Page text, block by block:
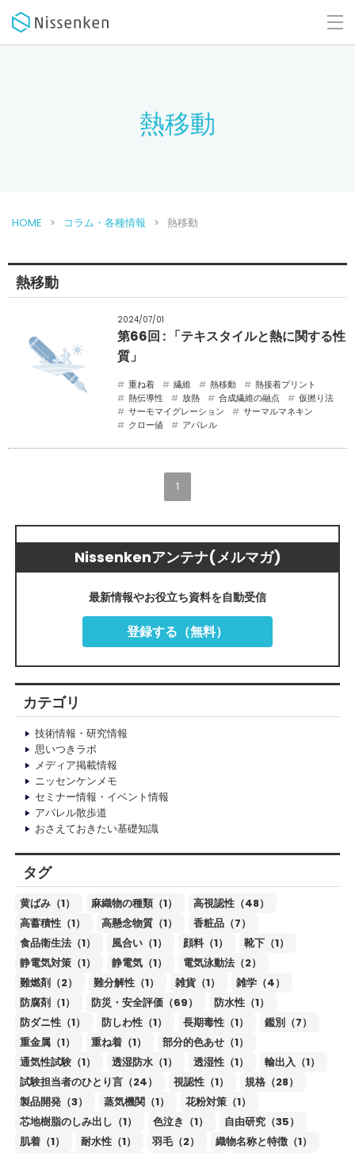
熱移動
HOME コラム・各種情報 熱移動
熱移動
2024/07/01
第66回 : 「テキスタイルと熱に関する性
質」
重ね着 繊維 熱移動
熱接着プリント
熱伝導性
放熱 合成繊維の融点
仮撚り法
サーモマイグレーション
サーマルマネキン
クロー値
アパレル
1
Nissenkenアンテナ(メルマガ)
最新情報やお役立ち資料を自動受信
登録する（無料）
カテゴリ
技術情報・研究情報
思いつきラボ
メディア掲載情報
ニッセンケンメモ
セミナー情報・イベント情報
アパレル散歩道
おさえておきたい基礎知識
タグ
黄ばみ（1） 麻織物の種類（1）
高視認性（48）
高蓄積性（1）
高懸念物質（1）
香粧品（7）
食品衛生法（1）
風合い（1） 顔料（1）
靴下（1）
静電気対策（1）
静電気（1）
電気泳動法（2）
難燃剤（2）
難分解性（1） 雑貨（1）
雑学（4）
防腐剤（1）
防災・安全評価（69）
防水性（1）
防ダニ性（1）
防しわ性（1） 長期毒性（1）
鑑別（7）
重金属（1）
重ね着（1）
部分的色あせ（1）
通気性試験（1）
透湿防水（1） 透湿性（1）
輸出入（1）
試験担当者のひとり言（24）
視認性（1）
規格（28）
製品開発（3）
蒸気機関（1）
花粉対策（1）
芯地樹脂のしみ出し（1）
色泣き（1）
自由研究（35）
肌着（1）
耐水性（1） 羽毛（2）
織物名称と特徴（1）